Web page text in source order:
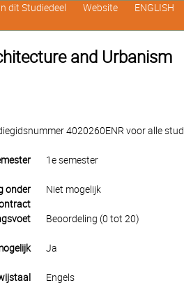
and Urbanism
4020260ENR voor alle
1e semester
onder
Niet mogelijk
Beoordeling (0 tot 20)
Ja
Engels
dit Studiedeel Website ENGLISH